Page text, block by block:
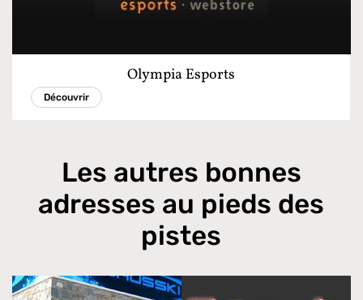
Olympia Esports
Découvrir
Les autres bonnes
adresses au pieds des
pistes